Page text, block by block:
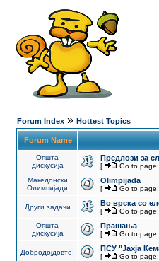
Forum Index » Hottest Topics
Forum Name
Општа
дискусија
Предлози за
[ Go to page:
Македонски
Олимпијади
Olimpijada
[ Go to page:
Други задачи Во врска со
[ Go to page:
Општа
дискусија
Прашања
[ Go to page:
Добродојдовте! ПCУ "Јахја
[ Go to page: